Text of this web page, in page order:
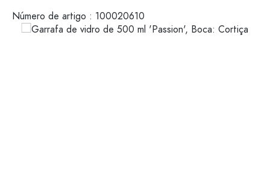
Número de artigo : 100020610